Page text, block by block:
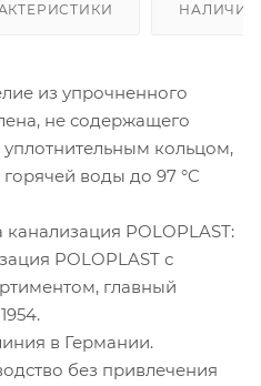
НАЛИЧИЕ
из упрочненного
не содержащего
уплотнительным кольцом,
воды до 97 °C
POLOPLAST:
POLOPLAST с
главный
в Германии.
без привлечения